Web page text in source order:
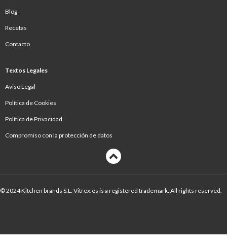
Blog
Recetas
Contacto
Textos Legales
Aviso Legal
Política de Cookies
Política de Privacidad
Compromiso con la protección de datos
© 2024 Kitchen brands S.L. Vitrex.es is a registered trademark. All rights reserved.